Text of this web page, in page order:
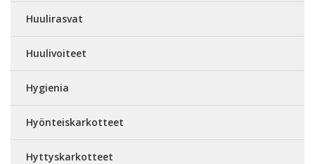
Huulirasvat
Huulivoiteet
Hygienia
Hyönteiskarkotteet
Hyttyskarkotteet